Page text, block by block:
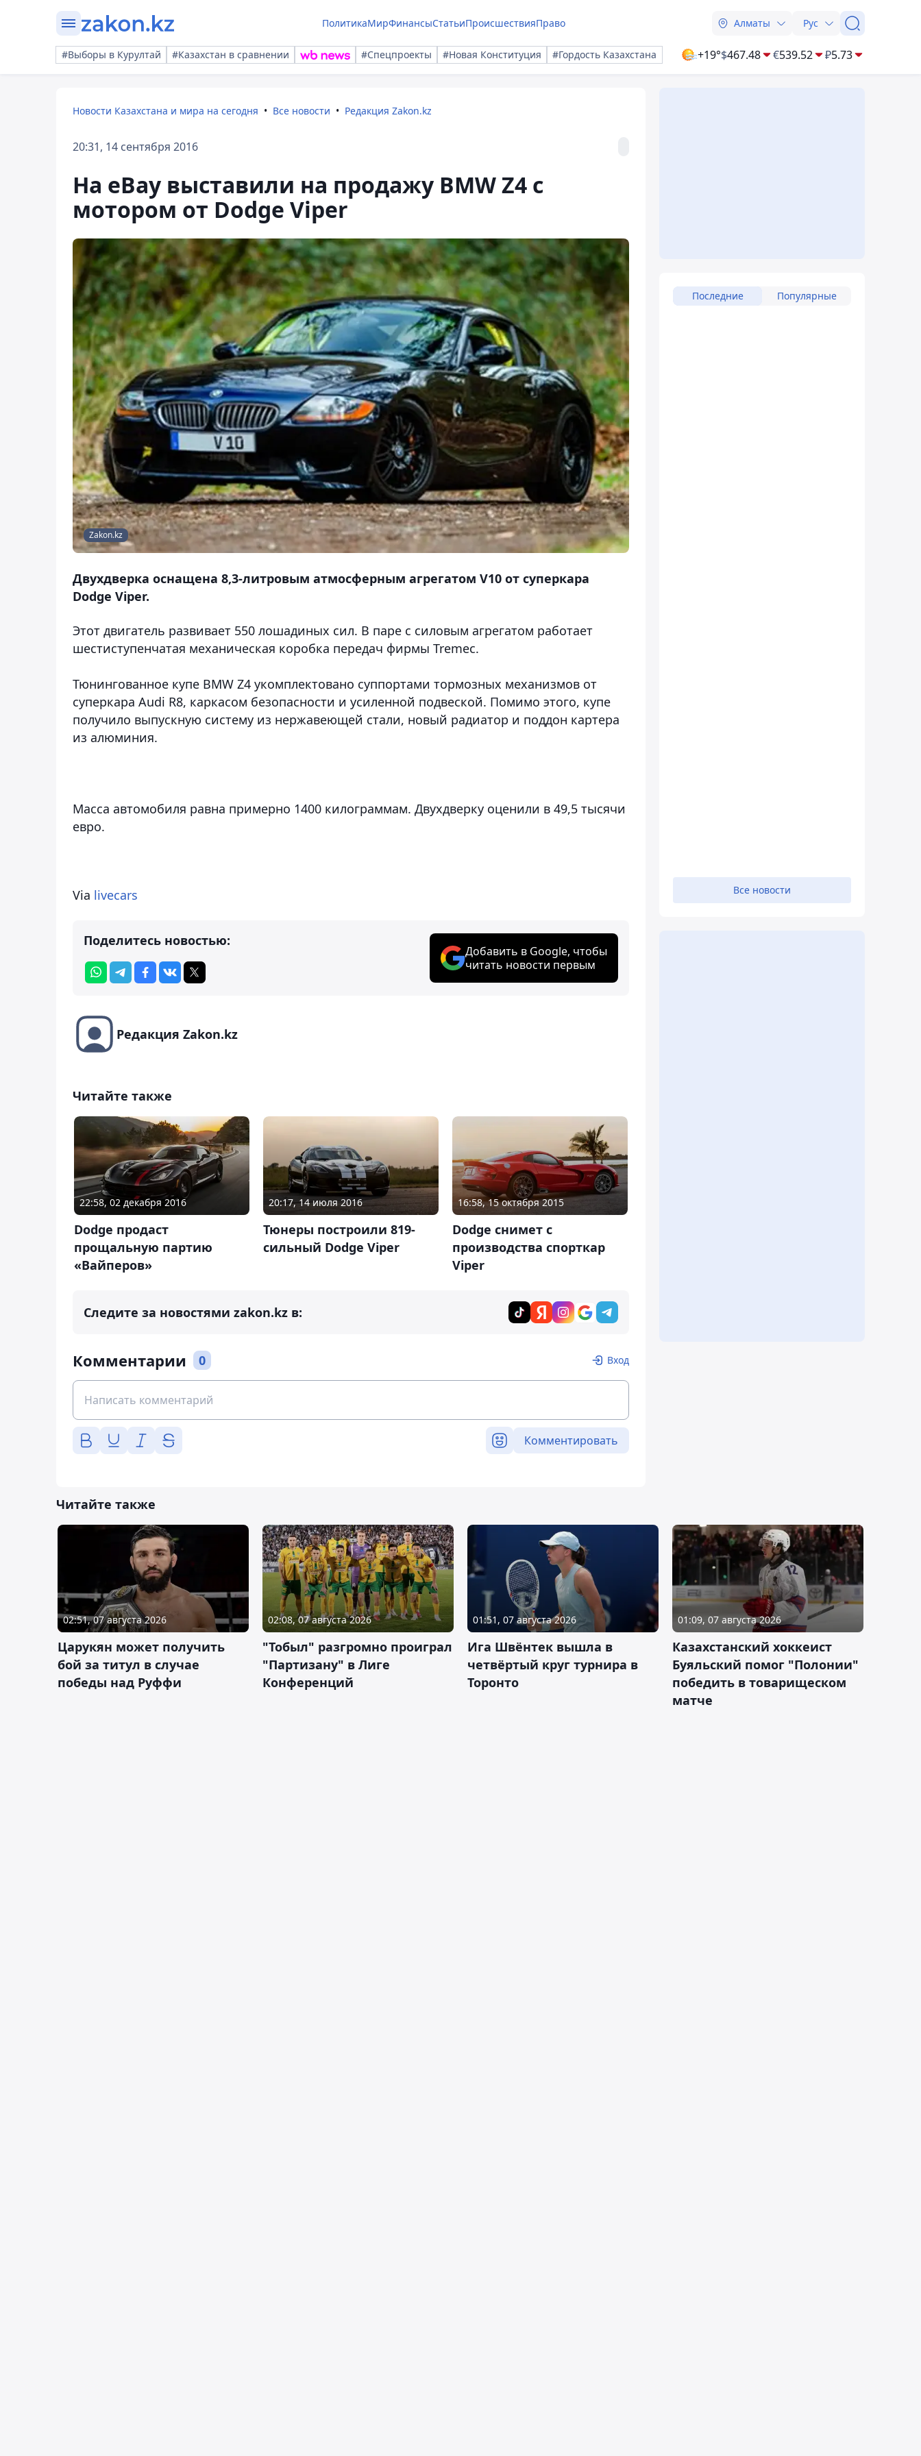
ПолитикаМирФинансыСтатьиПроисшествияПраво Алматы Рус
#Выборы в Курултай #Казахстан в сравнении #Спецпроекты #Новая Конституция #Гордость Казахстана +19°$467.48 €539.52 ₽5.73
Новости Казахстана и мира на сегодня Все новости Редакция Zakon.kz
20:31, 14 сентября 2016
На eBay выставили на продажу BMW Z4 с
мотором от Dodge Viper
Zakon.kz
Двухдверка оснащена 8,3-литровым атмосферным агрегатом V10 от суперкара
Dodge Viper.
Этот двигатель развивает 550 лошадиных сил. В паре с силовым агрегатом работает
шестиступенчатая механическая коробка передач фирмы Tremec.
Тюнингованное купе BMW Z4 укомплектовано суппортами тормозных механизмов от
суперкара Audi R8, каркасом безопасности и усиленной подвеской. Помимо этого, купе
получило выпускную систему из нержавеющей стали, новый радиатор и поддон картера
из алюминия.
Масса автомобиля равна примерно 1400 килограммам. Двухдверку оценили в 49,5 тысячи
евро.
Via livecars
Поделитесь новостью:
Добавить в Google, чтобы
читать новости первым
Редакция Zakon.kz
Читайте также
22:58, 02 декабря 2016
Dodge продаст
прощальную партию
«Вайперов»
20:17, 14 июля 2016
Тюнеры построили 819-
сильный Dodge Viper
16:58, 15 октября 2015
Dodge снимет с
производства спорткар
Viper
Следите за новостями zakon.kz в:
Комментарии 0 Вход
Комментировать
Последние Популярные
Все новости
Читайте также
02:51, 07 августа 2026
Царукян может получить
бой за титул в случае
победы над Руффи
02:08, 07 августа 2026
"Тобыл" разгромно проиграл
"Партизану" в Лиге
Конференций
01:51, 07 августа 2026
Ига Швёнтек вышла в
четвёртый круг турнира в
Торонто
01:09, 07 августа 2026
Казахстанский хоккеист
Буяльский помог "Полонии"
победить в товарищеском
матче